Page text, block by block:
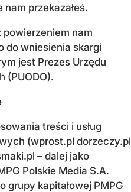
przekazałeś.
nam
do wniesienia skargi
jest Prezes Urzędu
(PUODO).
treści i usług
(wprost.pl dorzeczy.pl
– dalej jako
Polskie Media S.A.
grupy kapitałowej PMPG